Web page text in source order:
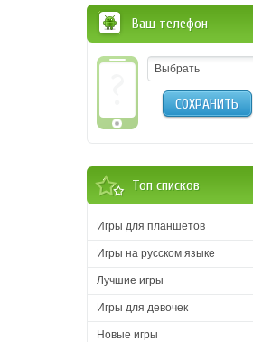
Ваш телефон
Выбрать
СОХРАНИТЬ
Топ списков
Игры для планшетов
Игры на русском языке
Лучшие игры
Игры для девочек
Новые игры